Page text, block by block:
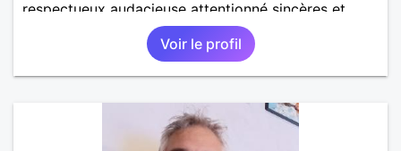
respectueux audacieuse attentionné sincères et
expressif et j' aime surtout les câlins et à les
partager avec humour et amour bisous à+ à bientôt
Voir le profil